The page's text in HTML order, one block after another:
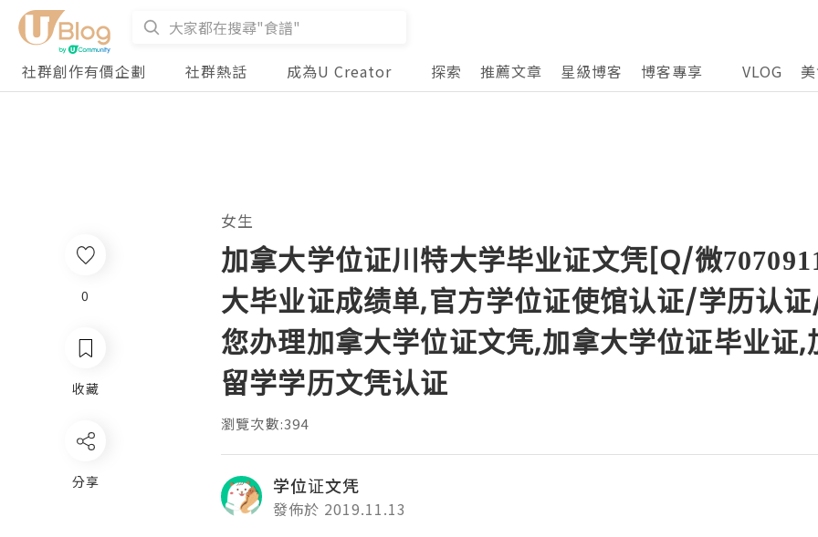
社群創作有價企劃 社群熱話 成為U Creator 探索 推薦文章 星級博客 博客專享 VLOG
女生
加拿大学位证川特大学毕业证文凭[Q/微
大毕业证成绩单,官方学位证使馆认证/学历认
您办理加拿大学位证文凭,加拿大学位证毕业证
留学学历文凭认证
瀏覽次數:394
学位证文凭
發佈於 2019.11.13
0
收藏
分享